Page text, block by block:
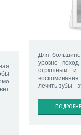
Для
уровне
страшным и
воспоминания
лечить зубы -